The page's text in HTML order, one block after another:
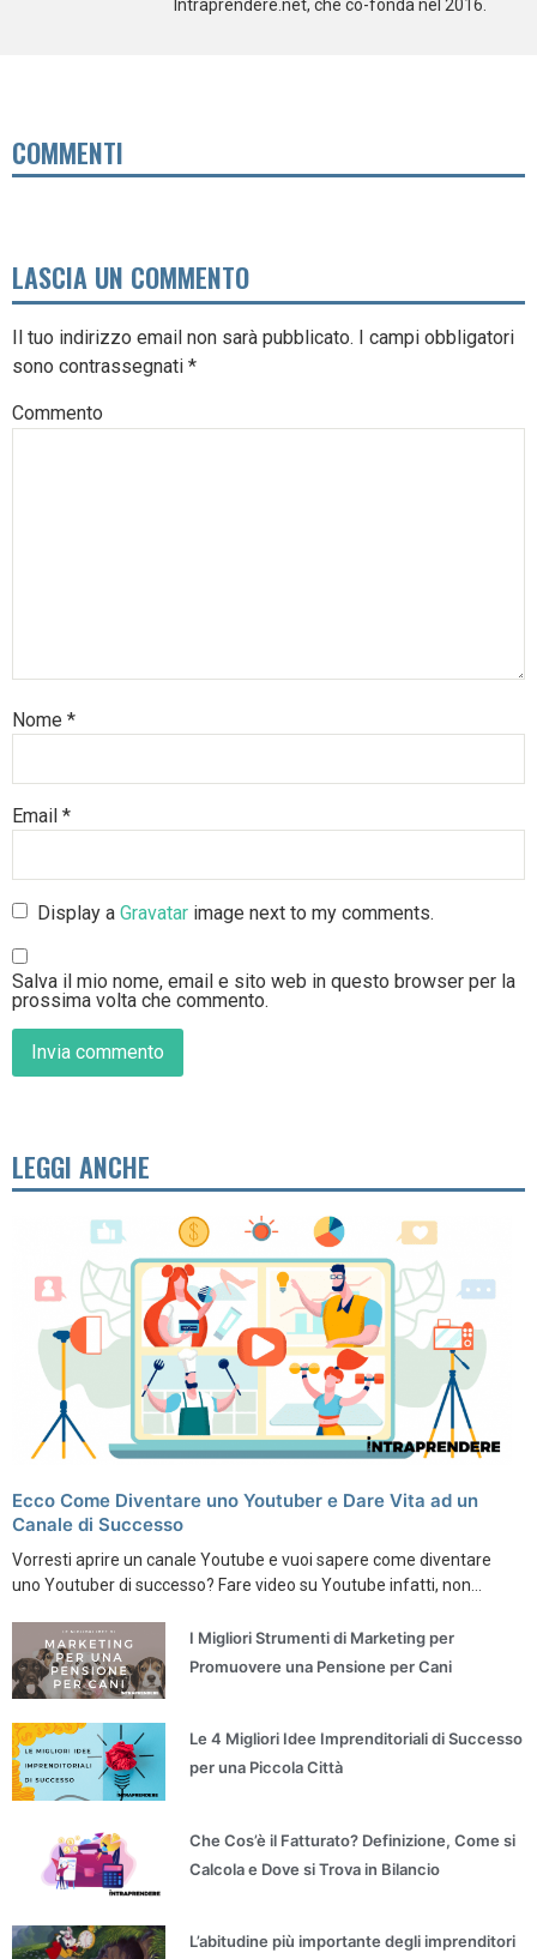
Intraprendere.net, che co-fonda nel 2016.
COMMENTI
LASCIA UN COMMENTO
Il tuo indirizzo email non sarà pubblicato. I campi obbligatori
sono contrassegnati *
Commento
Nome *
Email *
Display aGravatar image next to my comments.
Salva il mio nome, email e sito web in questo browser per la
prossima volta che commento.
LEGGI ANCHE
Ecco Come Diventare uno Youtuber e Dare Vita ad un
Canale di Successo
Vorresti aprire un canale Youtube e vuoi sapere come diventare
uno Youtuber di successo? Fare video su Youtube infatti, non...
I Migliori Strumenti di Marketing per
Promuovere una Pensione per Cani
Le 4 Migliori Idee Imprenditoriali di Successo
per una Piccola Città
Che Cos’è il Fatturato? Definizione, Come si
Calcola e Dove si Trova in Bilancio
L’abitudine più importante degli imprenditori